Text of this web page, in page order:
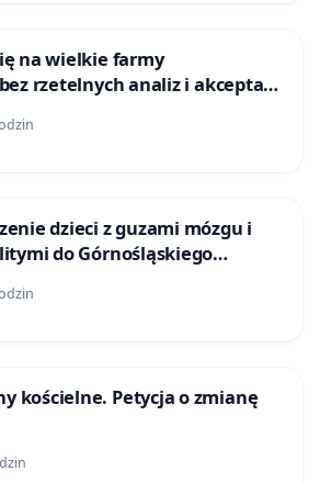
na wielkie farmy
rzetelnych analiz i akceptacji
dzieci z guzami mózgu i
do Górnośląskiego
Dziecka w Katowicach
kościelne. Petycja o zmianę